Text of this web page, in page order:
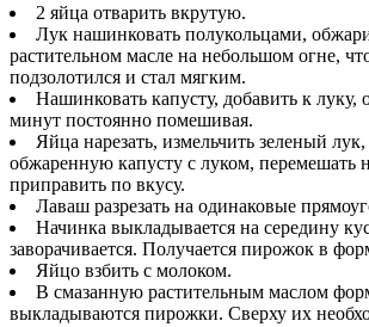
2 яйца отварить вкрутую.
Лук нашинковать полукольцами,
растительном масле на небольшом огне,
подзолотился и стал мягким.
Нашинковать капусту, добавить к луку,
минут постоянно помешивая.
Яйца нарезать, измельчить зеленый
обжаренную капусту с луком, перемешать
приправить по вкусу.
Лаваш разрезать на одинаковые
Начинка выкладывается на середину
заворачивается. Получается пирожок в
Яйцо взбить с молоком.
В смазанную растительным маслом
выкладываются пирожки. Сверху их